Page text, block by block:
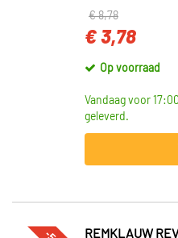
€ 8,78
€ 3,78
Op voorraad
Vandaag voor
geleverd.
REMKLAUW